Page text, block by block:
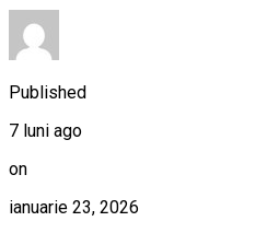
Published
7 luni ago
on
ianuarie 23, 2026